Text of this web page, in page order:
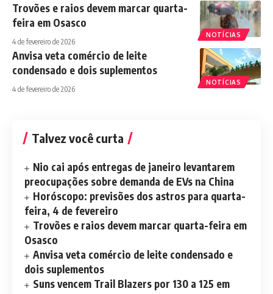
NOTÍCIAS
Trovões e raios devem marcar quarta-
feira em Osasco
4 de fevereiro de 2026
NOTÍCIAS
Anvisa veta comércio de leite
condensado e dois suplementos
4 de fevereiro de 2026
Talvez você curta
Nio cai após entregas de janeiro levantarem
preocupações sobre demanda de EVs na China
Horóscopo: previsões dos astros para quarta-
feira, 4 de fevereiro
Trovões e raios devem marcar quarta-feira em
Osasco
Anvisa veta comércio de leite condensado e
dois suplementos
Suns vencem Trail Blazers por 130 a 125 em